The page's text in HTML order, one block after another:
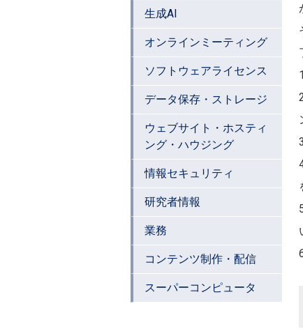
生成AI
オンラインミーティング
ソフトウェアライセンス
データ保存・ストレージ
ウェブサイト・ホスティ
ング・ハウジング
情報セキュリティ
研究者情報
業務
コンテンツ制作・配信
スーパーコンピュータ